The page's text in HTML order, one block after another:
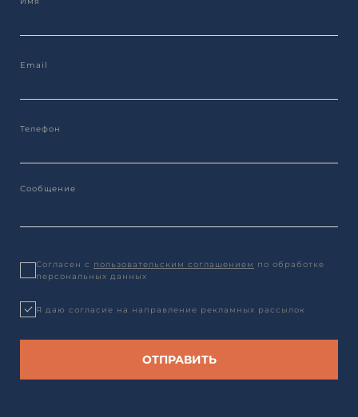
Согласен с пользовательским соглашением по обработке
персональных данных
Я даю согласие на направление рекламных рассылок